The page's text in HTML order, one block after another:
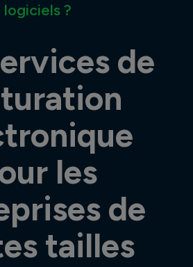
logiciels ?
de
les
de
tailles